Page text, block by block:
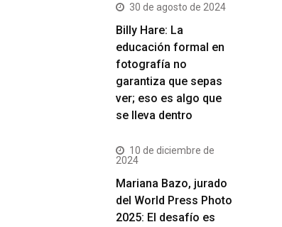
30 de agosto de 2024
Billy Hare: La
educación formal en
fotografía no
garantiza que sepas
ver; eso es algo que
se lleva dentro
10 de diciembre de
2024
Mariana Bazo, jurado
del World Press Photo
2025: El desafío es